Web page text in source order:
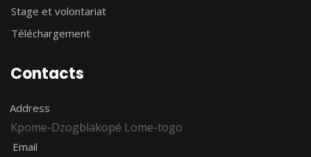
Stage et volontariat
Téléchargement
Contacts
Address
Kpome-Dzogblakopé Lome-togo
Email